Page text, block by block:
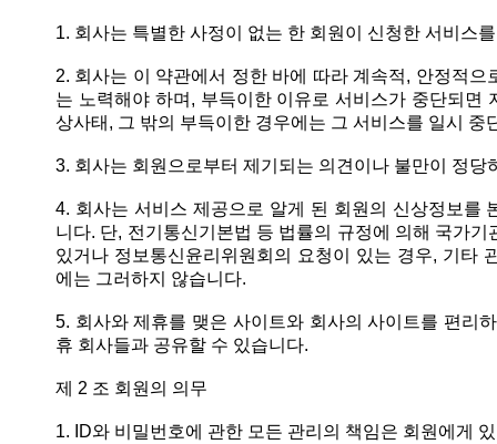
1. 회사는 특별한 사정이 없는 한 회원이 신청한 서비스
2. 회사는 이 약관에서 정한 바에 따라 계속적, 안정적
는 노력해야 하며, 부득이한 이유로 서비스가 중단되면
상사태, 그 밖의 부득이한 경우에는 그 서비스를 일시 중
3. 회사는 회원으로부터 제기되는 의견이나 불만이 정
4. 회사는 서비스 제공으로 알게 된 회원의 신상정보를
니다. 단, 전기통신기본법 등 법률의 규정에 의해 국가
있거나 정보통신윤리위원회의 요청이 있는 경우, 기타
에는 그러하지 않습니다.
5. 회사와 제휴를 맺은 사이트와 회사의 사이트를 편리
휴 회사들과 공유할 수 있습니다.
제 2 조 회원의 의무
1. ID와 비밀번호에 관한 모든 관리의 책임은 회원에게